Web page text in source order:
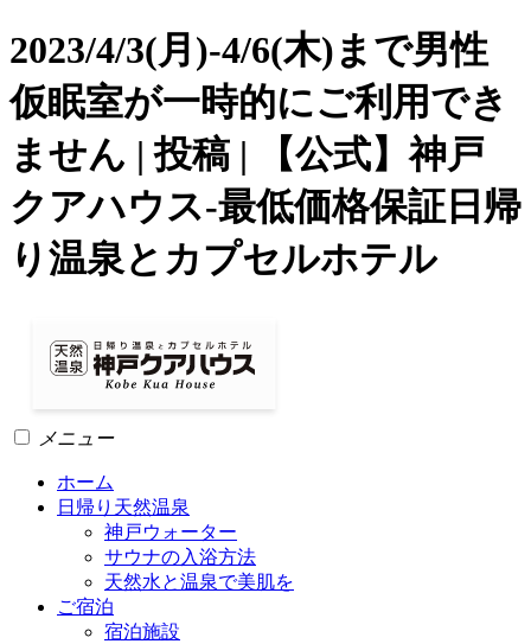
2023/4/3(月)-4/6(木)まで男性
仮眠室が一時的にご利用でき
ません | 投稿 | 【公式】神戸
クアハウス-最低価格保証日帰
り温泉とカプセルホテル
メニュー
ホーム
日帰り天然温泉
神戸ウォーター
サウナの入浴方法
天然水と温泉で美肌を
ご宿泊
宿泊施設